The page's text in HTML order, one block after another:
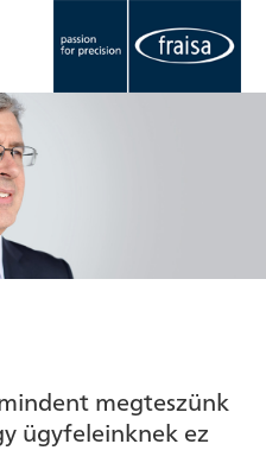
megteszünk
ügyfeleinknek ez